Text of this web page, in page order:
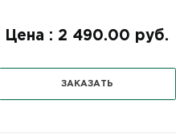
Цена : 2 490.00 руб.
ЗАКАЗАТЬ